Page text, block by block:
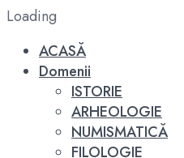
Loading
ACASĂ
Domenii
ISTORIE
ARHEOLOGIE
NUMISMATICĂ
FILOLOGIE